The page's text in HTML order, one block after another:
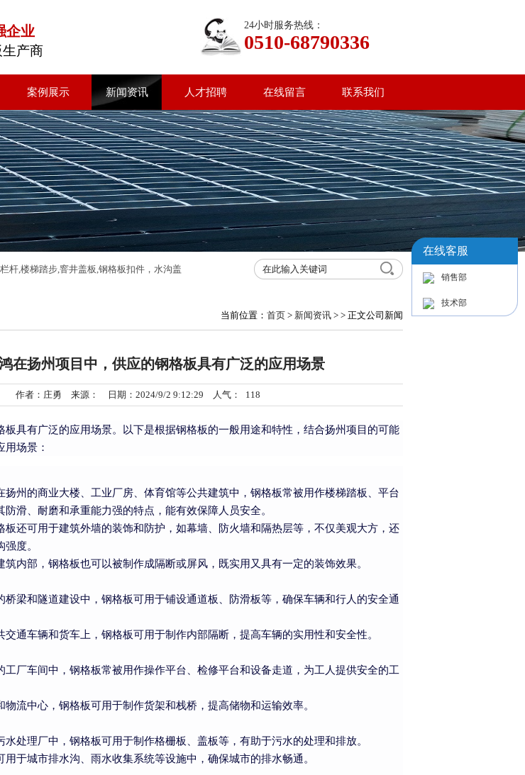
企业
产商
24小时服务热线：
0510-68790336
案例展示 新闻资讯 人才招聘 在线留言 联系我们
杆,楼梯踏步,窨井盖板,钢格板扣件，水沟盖
当前位置： 首页 > 新闻资讯 > > 正文公司新闻
在扬州项目中，供应的钢格板具有广泛的应用场景
作者：庄勇 来源： 日期：2024/9/2 9:12:29 人气： 118
板具有广泛的应用场景。以下是根据钢格板的一般用途和特性，结合扬州项目的可能
场景：
扬州的商业大楼、工业厂房、体育馆等公共建筑中，钢格板常被用作楼梯踏板、平台
滑、耐磨和承重能力强的特点，能有效保障人员安全。
板还可用于建筑外墙的装饰和防护，如幕墙、防火墙和隔热层等，不仅美观大方，还
度。
筑内部，钢格板也可以被制作成隔断或屏风，既实用又具有一定的装饰效果。
桥梁和隧道建设中，钢格板可用于铺设通道板、防滑板等，确保车辆和行人的安全通
交通车辆和货车上，钢格板可用于制作内部隔断，提高车辆的实用性和安全性。
工厂车间中，钢格板常被用作操作平台、检修平台和设备走道，为工人提供安全的工
物流中心，钢格板可用于制作货架和栈桥，提高储物和运输效率。
水处理厂中，钢格板可用于制作格栅板、盖板等，有助于污水的处理和排放。
用于城市排水沟、雨水收集系统等设施中，确保城市的排水畅通。
在线客服
销售部
技术部